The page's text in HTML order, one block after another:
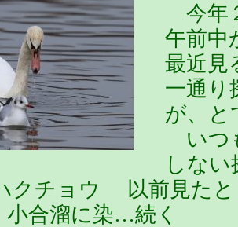
今年
午前中
最近見
一通り
が、と
いつ
しな
クチョウ 以前見たと
小合溜に染…続く